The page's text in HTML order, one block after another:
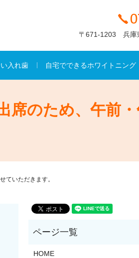
〒671-1203 兵庫
入れ歯 自宅でできるホワイトニング
席のため、午前
ていただきます。
HOME